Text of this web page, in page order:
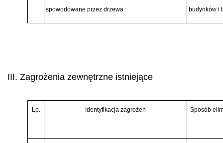
spowodowane przez drzewa budynków i
III. Zagrożenia zewnętrzne istniejące
Lp. Identyfikacja zagrożeń Sposób